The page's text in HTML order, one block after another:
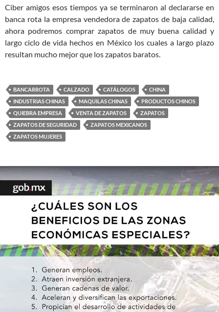
Ciber amigos esos tiempos ya se terminaron al declararse en
banca rota la empresa vendedora de zapatos de baja calidad,
ahora podremos comprar zapatos de muy buena calidad y
largo ciclo de vida hechos en México los cuales a largo plazo
resultan mucho mejor que los zapatos baratos.
BANCARROTA CALZADO CATÁLOGOS
CHINA
INDUSTRIAS CHINAS
MAQUILAS CHINAS
PRODUCTOS CHINOS
QUIEBRA EMPRESA
VENTA DE ZAPATOS
ZAPATOS
ZAPATOS DE SEGURIDAD
ZAPATOS MEXICANOS
ZAPATOS MUJERES